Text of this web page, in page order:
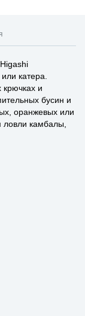
катера.
и
бусин и
оранжевых или
ловли камбалы,